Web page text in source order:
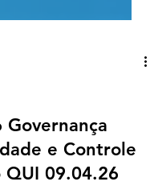
Governança
e Controle